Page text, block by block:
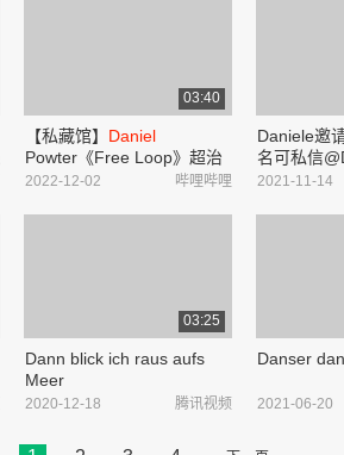
03:40
【私藏馆】 Daniel
Powter《Free Loop》超治
愈神曲!希望一切都会过去_
哔哩哔哩
2022-12-02
Daniele邀
名可私信
#指弹
2021-11-14
03:25
Dann blick ich raus aufs
Meer
腾讯视频
2020-12-18
Danser
2021-06-20